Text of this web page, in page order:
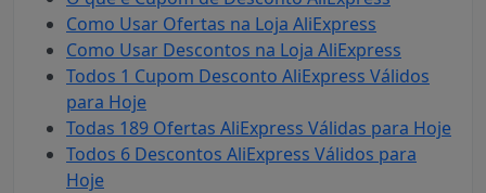
Como Usar Ofertas na Loja AliExpress
Como Usar Descontos na Loja AliExpress
Todos 1 Cupom Desconto AliExpress Válidos
para Hoje
Todas 189 Ofertas AliExpress Válidas para Hoje
Todos 6 Descontos AliExpress Válidos para
Hoje